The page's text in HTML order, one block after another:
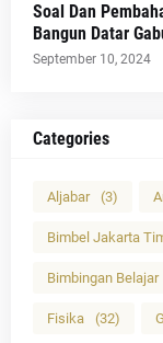
Soal Dan
Bangun Datar
September 10, 2024
Categories
Aljabar (3)
Bimbel Jakarta
Bimbingan Belajar
Fisika (32)